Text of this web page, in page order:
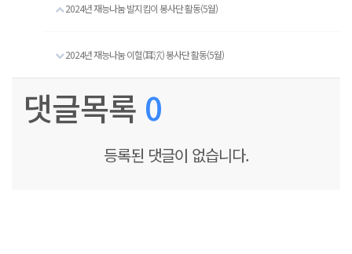
2024년 재능나눔 발지킴이 봉사단 활동(5월)
2024년 재능나눔 이혈(耳泬) 봉사단 활동(5월)
댓글목록 0
등록된 댓글이 없습니다.